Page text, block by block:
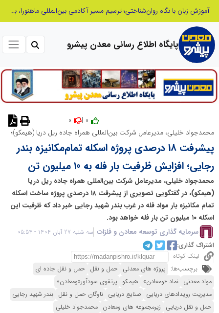
بازنگری در نظام اکتشاف معدنی ایران؛ «هدف اکتشافی» جایگزین «مرحله عملیاتی» می‌شود
پایگاه اطلاع رسانی معدن پیشرو
محمدجواد خلیلی، مدیرعامل شرکت بین‌المللی همراه جاده ریل دریا (هیمکو)؛
پیشرفت ۱۸ درصدی پروژه اسکله تمام‌مکانیزه بندر
رجایی؛ افزایش ظرفیت بار فله به ۱۰ میلیون تن
محمدجواد خلیلی، مدیرعامل شرکت بین‌المللی همراه جاده ریل دریا
(هیمکو)، در گفتگویی تصویری از پیشرفت ۱۸ درصدی پروژه ساخت اسکله
تمام مکانیزه بار مواد فله در غرب بندر شهید رجایی خبر داد که ظرفیت این
اسکله ۱۰ میلیون تن بار فله خواهد بود.
سرمایه گذاری توسعه معادن و فلزات سه شنبه 27 آبان 1404 - 05:54
اشتراک گذاری:
لینک کوتاه
برچسب‌ها: پروژه های معدنی حمل و نقل حمل و نقل جاده ای
مواد معدنی نماد «ومعادن» هیمکو پرتفوی سودآور«ومعادن»
مدیریت رویدادهای دریایی صنایع دریایی ناوگان حمل و نقل بندر شهید رجایی
حمل و نقل دریایی زیرمجموعه های ومعادن محمدجواد خلیلی